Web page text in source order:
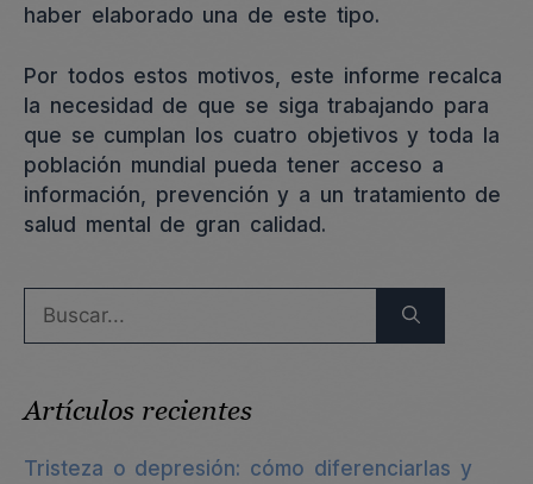
haber elaborado una de este tipo.
Por todos estos motivos, este informe recalca
la necesidad de que se siga trabajando para
que se cumplan los cuatro objetivos y toda la
población mundial pueda tener acceso a
información, prevención y a un tratamiento de
salud mental de gran calidad.
Artículos recientes
Tristeza o depresión: cómo diferenciarlas y